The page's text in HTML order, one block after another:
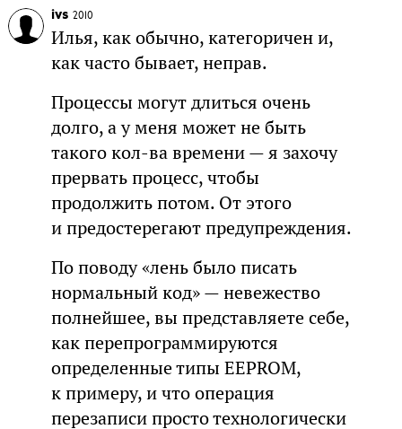
ivs 2010
Илья, как обычно, категоричен и,
как часто бывает, неправ.
Процессы могут длиться очень
долго, а у меня может не быть
такого кол-ва времени — я захочу
прервать процесс, чтобы
продолжить потом. От этого
и предостерегают предупреждения.
По поводу «лень было писать
нормальный код» — невежество
полнейшее, вы представляете себе,
как перепрограммируются
определенные типы EEPROM,
к примеру, и что операция
перезаписи просто технологически